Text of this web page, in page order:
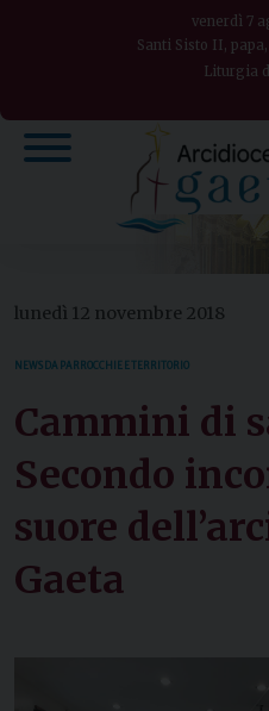
venerdì 7
Santi Sisto II,
Liturgia
lunedì 12 novembre 2018
NEWS DA PARROCCHIE E TERRITORIO
Cammini di
Secondo
suore
Gaeta